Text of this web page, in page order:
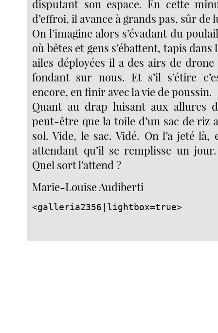
disputant son espace. En cette
d’effroi, il avance à grands pas, sûr de
On l’imagine alors s’évadant du
où bêtes et gens s’ébattent, tapis dans
ailes déployées il a des airs de drone
fondant sur nous. Et s’il s’étire
encore, en finir avec la vie de poussin.
Quant au drap luisant aux allures
peut-être que la toile d’un sac de riz
sol. Vide, le sac. Vidé. On l’a jeté là,
attendant qu’il se remplisse un
Quel sort l’attend ?
Marie-Louise Audiberti
<galleria2356|lightbox=true>